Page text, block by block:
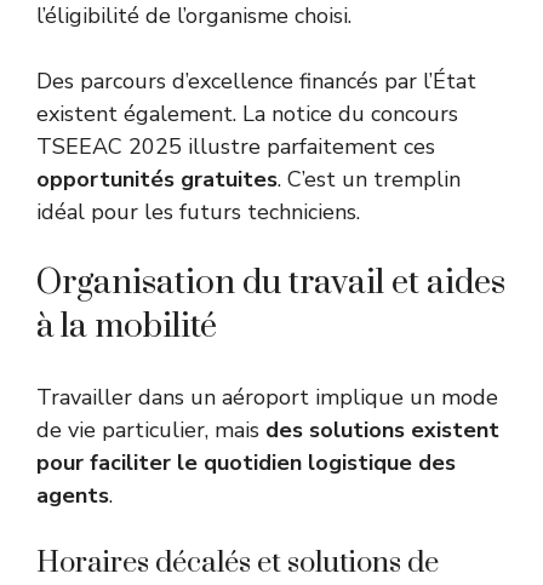
l’éligibilité de l’organisme choisi.
Des parcours d’excellence financés par l’État
existent également. La notice du concours
TSEEAC 2025 illustre parfaitement ces
opportunités gratuites. C’est un tremplin
idéal pour les futurs techniciens.
Organisation du travail et aides
à la mobilité
Travailler dans un aéroport implique un mode
de vie particulier, mais des solutions existent
pour faciliter le quotidien logistique des
agents.
Horaires décalés et solutions de